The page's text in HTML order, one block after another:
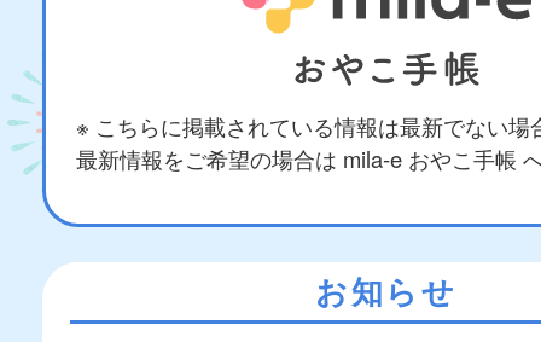
※ こちらに掲載されている情報は最新でない場
最新情報をご希望の場合は mila-e おやこ手帳
お知らせ